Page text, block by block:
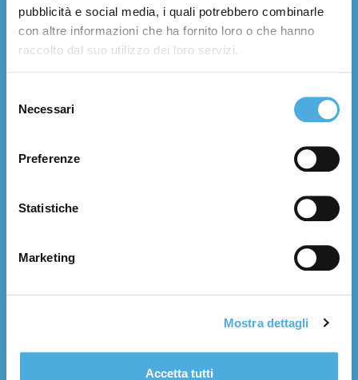
pubblicità e social media, i quali potrebbero combinarle
con altre informazioni che ha fornito loro o che hanno
raccolto dal suo utilizzo dei loro servizi.
delNecessari
Preferenze
Statistiche
Marketing
Mostra dettagli
Accetta tutti
FacebookYouTubeLinkedIn
Filosofia e valori
Trasporto internazionale